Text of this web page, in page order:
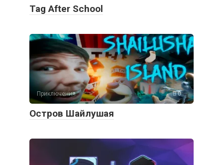
Tag After School
Приключения 0
Остров Шайлушая